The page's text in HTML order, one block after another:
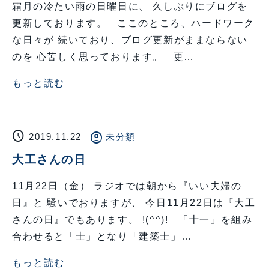
霜月の冷たい雨の日曜日に、 久しぶりにブログを
更新しております。 ここのところ、ハードワーク
な日々が 続いており、ブログ更新がままならない
のを 心苦しく思っております。 更…
もっと読む
schedule 2019.11.22 account_circle 未分類
大工さんの日
11月22日（金） ラジオでは朝から『いい夫婦の
日』と 騒いでおりますが、 今日11月22日は『大工
さんの日』でもあります。 !(^^)! 「十一」を組み
合わせると「士」となり「建築士」…
もっと読む